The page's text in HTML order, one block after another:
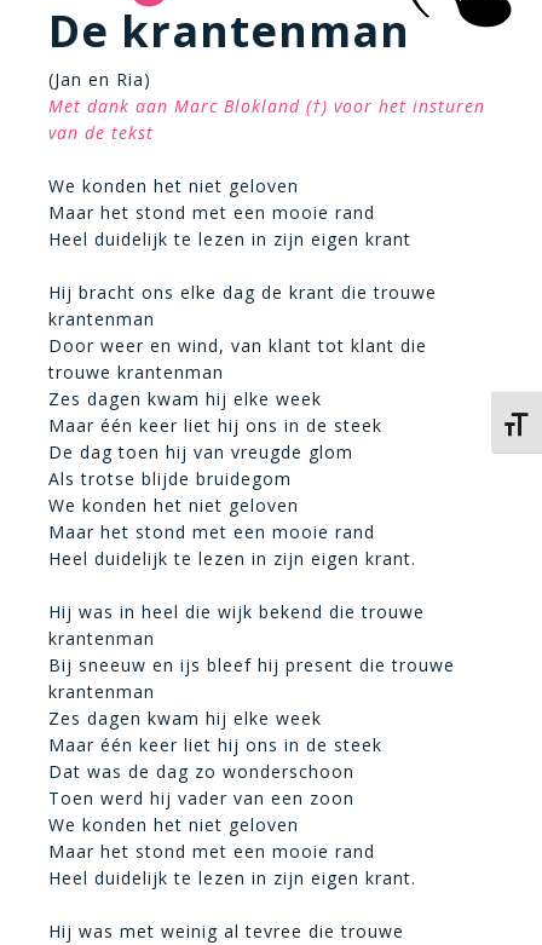
De krantenman
(Jan en Ria)
Met dank aan Marc Blokland (†) voor het insturen
van de tekst
We konden het niet geloven
Maar het stond met een mooie rand
Heel duidelijk te lezen in zijn eigen krant
Hij bracht ons elke dag de krant die trouwe
krantenman
Door weer en wind, van klant tot klant die
trouwe krantenman
Zes dagen kwam hij elke week
Maar één keer liet hij ons in de steek
De dag toen hij van vreugde glom
Als trotse blijde bruidegom
We konden het niet geloven
Maar het stond met een mooie rand
Heel duidelijk te lezen in zijn eigen krant.
Hij was in heel die wijk bekend die trouwe
krantenman
Bij sneeuw en ijs bleef hij present die trouwe
krantenman
Zes dagen kwam hij elke week
Maar één keer liet hij ons in de steek
Dat was de dag zo wonderschoon
Toen werd hij vader van een zoon
We konden het niet geloven
Maar het stond met een mooie rand
Heel duidelijk te lezen in zijn eigen krant.
Hij was met weinig al tevree die trouwe